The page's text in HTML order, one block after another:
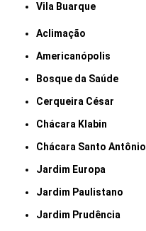
Vila Buarque
Aclimação
Americanópolis
Bosque da Saúde
Cerqueira César
Chácara Klabin
Chácara Santo Antônio
Jardim Europa
Jardim Paulistano
Jardim Prudência